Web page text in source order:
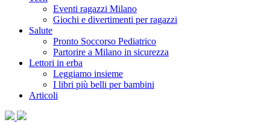
Eventi ragazzi Milano
Giochi e divertimenti per ragazzi
Salute
Pronto Soccorso Pediatrico
Partorire a Milano in sicurezza
Lettori in erba
Leggiamo insieme
I libri più belli per bambini
Articoli